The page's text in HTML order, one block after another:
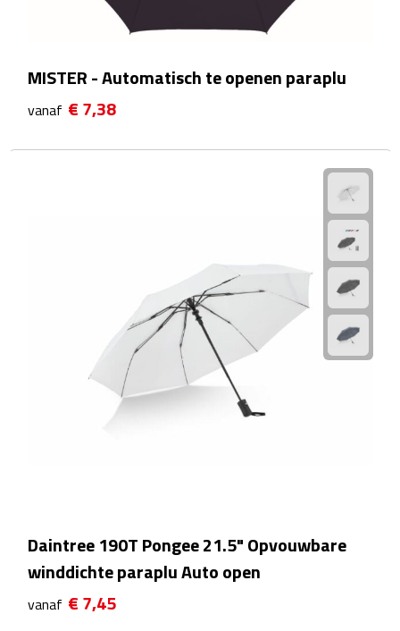
Wellness Giftsets
Marie-Stella-Maris
Rituals
Bodylotions
Shampoo & conditioners
MISTER - Automatisch te openen paraplu
vanaf € 7,38
Daintree 190T Pongee 21.5" Opvouwbare
winddichte paraplu Auto open
vanaf € 7,45